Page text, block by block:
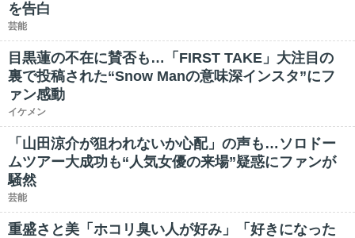
を告白
芸能
目黒蓮の不在に賛否も…「FIRST TAKE」大注目の
裏で投稿された“Snow Manの意味深インスタ”にフ
ァン感動
イケメン
「山田涼介が狙われないか心配」の声も…ソロドー
ムツアー大成功も“人気女優の来場”疑惑にファンが
騒然
芸能
重盛さと美「ホコリ臭い人が好み」「好きになった